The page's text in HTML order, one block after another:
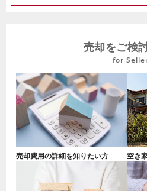
売却をご検
for
売却費用の詳細を知りたい方 空き